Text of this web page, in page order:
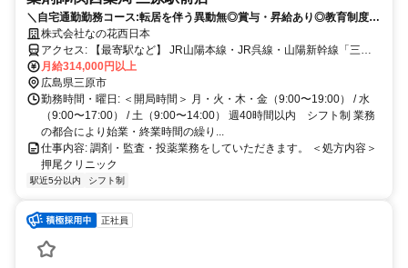
＼自宅通勤勤務コース:転居を伴う異動無◎賞与・昇給あり◎教育制度の
整った環境♪／
株式会社なの花西日本
アクセス: 【最寄駅など】 JR山陽本線・JR呉線・山陽新幹線「三原
駅」徒歩2分
月給314,000円以上
広島県三原市
勤務時間・曜日: ＜開局時間＞ 月・火・木・金（9:00〜19:00） / 水
（9:00〜17:00） / 土（9:00〜14:00） 週40時間以内 シフト制 業務
の都合により始業・終業時間の繰り...
仕事内容: 調剤・監査・投薬業務をしていただきます。 ＜処方内容＞
押尾クリニック
駅近5分以内 シフト制
正社員